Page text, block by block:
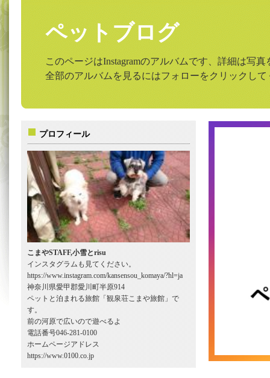
ペットブログ
このページはInstagramのアルバムです、詳細は写
全部のアルバムを見るにはフォローをクリックして
プロフィール
こまやSTAFF,小雪とrisu
インスタグラムも見てください。
https://www.instagram.com/kansensou_komaya/?hl=ja
神奈川県愛甲郡愛川町半原914
ペットと泊まれる旅館「観泉荘こまや旅館」で
す。
前の河原で広いので遊べるよ
電話番号046-281-0100
ホームページアドレス
https://www.0100.co.jp